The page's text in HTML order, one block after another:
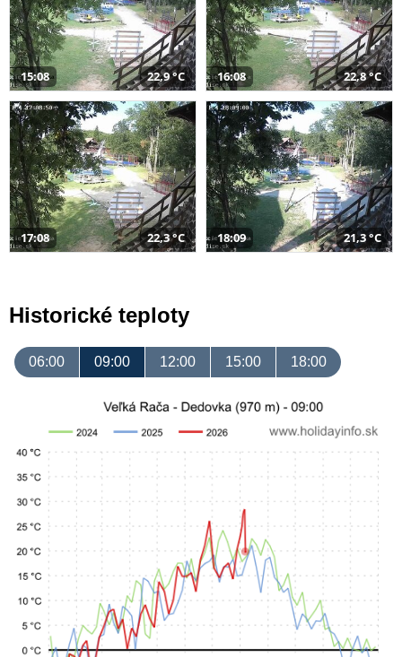
15:08 22,9 °C 16:08 22,8 °C
17:08 22,3 °C 18:09 21,3 °C
Historické teploty
06:00 09:00 12:00 15:00 18:00